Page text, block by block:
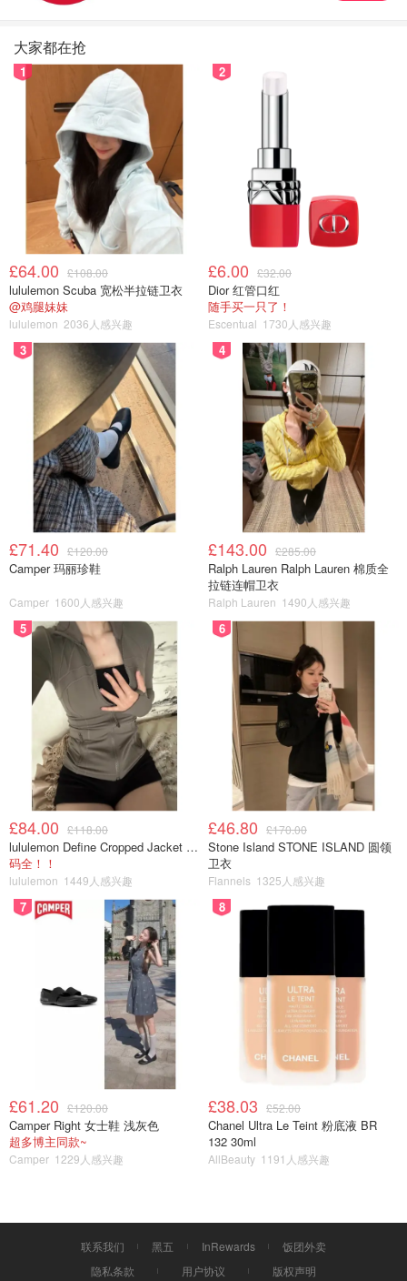
吃养生火锅局怎能不来快乐小羊！快乐小羊的羊肉真的很鲜
嫩，而且他们家的汤底结合36味中药非常滋补养生。在快乐
小羊吃火锅可以不用蘸料，先喝上一口原汁原味的滋补浓
汤！快乐小羊最近还推出了超值自助活动，可以说非常优惠
春节滋补养生局走起！
小伙伴们想了解更多
快乐小羊预约/菜单可以查看下方攻
英国快乐小羊火锅Happy Lamb Hot
Pot UK - 菜单/预约全指南
想吃妹妹的甜甜圈
蜀香格 Shu Xiang Ge Hot Pot | 重庆九宫格火锅
蜀香格West London店：
地址：10-12 Goldhawk Rd, London W12 8DH, United
Kingdom
预约电话：+447552388888
预约：电话+447575299999微信shuxiangge3
菜单
蜀香格唐人街店：
地址：10 Gerrard St, London W1D 5PW
预约：电话+447445366666 微信shuxiangge2
蜀香格推荐菜：九宫格火锅、麻辣牛肉、毛肚
图片来自于https://chinatown.co.uk/ ，版权属于原作者
说起伦敦的火锅，蜀香格一定能排上号。能吃辣小伙伴的首
选九宫格火锅，同时涮多种食材也不会串味，和爱吃重口味
食材的小伙伴一起吃火锅再也不用打起来了~浓郁的油辣香
扑面而来，涮起软嫩的牛肉、脆弹的毛肚和黄喉、新鲜的蔬
再点上一盘香脆的小酥肉、甜甜糯糯的红糖糍粑，火
锅是最简单的思乡方式！春节想家了，不如约一顿火锅！
大家都在抢
1
£64.00 £108.00
lululemon Scuba 宽松半拉链卫衣
@鸡腿妹妹
lululemon 2036人感兴趣
2
£6.00 £32.00
Dior 红管口红
随手买一只了！
Escentual 1730人感兴趣
3
£71.40 £120.00
Camper 玛丽珍鞋
Camper 1600人感兴趣
4
£143.00 £285.00
Ralph Lauren Ralph Lauren 棉质全
拉链连帽卫衣
Ralph Lauren 1490人感兴趣
5
£84.00 £118.00
lululemon Define Cropped Jacket Nulu 短款夹克
码全！！
lululemon 1449人感兴趣
6
£46.80 £170.00
Stone Island STONE ISLAND 圆领
卫衣
Flannels 1325人感兴趣
7
£61.20 £120.00
Camper Right 女士鞋 浅灰色
超多博主同款~
Camper 1229人感兴趣
8
£38.03 £52.00
Chanel Ultra Le Teint 粉底液 BR
132 30ml
AllBeauty 1191人感兴趣
联系我们 黑五 InRewards
饭团外卖
隐私条款
用户协议 版权声明